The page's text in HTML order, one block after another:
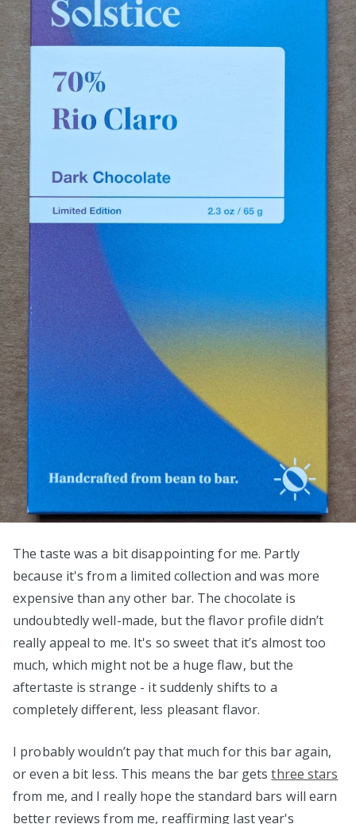
The taste was a bit disappointing for me. Partly
because it's from a limited collection and was more
expensive than any other bar. The chocolate is
undoubtedly well-made, but the flavor profile didn’t
really appeal to me. It's so sweet that it’s almost too
much, which might not be a huge flaw, but the
aftertaste is strange - it suddenly shifts to a
completely different, less pleasant flavor.
I probably wouldn’t pay that much for this bar again,
or even a bit less. This means the bar getsthree stars
from me, and I really hope the standard bars will earn
better reviews from me, reaffirming last year's